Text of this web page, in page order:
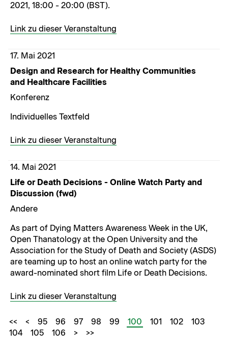
2021, 18:00 - 20:00 (BST).
Link zu dieser Veranstaltung
17. Mai 2021
Design and Research for Healthy Communities
and Healthcare Facilities
Konferenz
Individuelles Textfeld
Link zu dieser Veranstaltung
14. Mai 2021
Life or Death Decisions - Online Watch Party and
Discussion (fwd)
Andere
As part of Dying Matters Awareness Week in the UK,
Open Thanatology at the Open University and the
Association for the Study of Death and Society (ASDS)
are teaming up to host an online watch party for the
award-nominated short film Life or Death Decisions.
Link zu dieser Veranstaltung
<< < 95 96 97 98 99 100 101 102
103
104
105 106 > >>